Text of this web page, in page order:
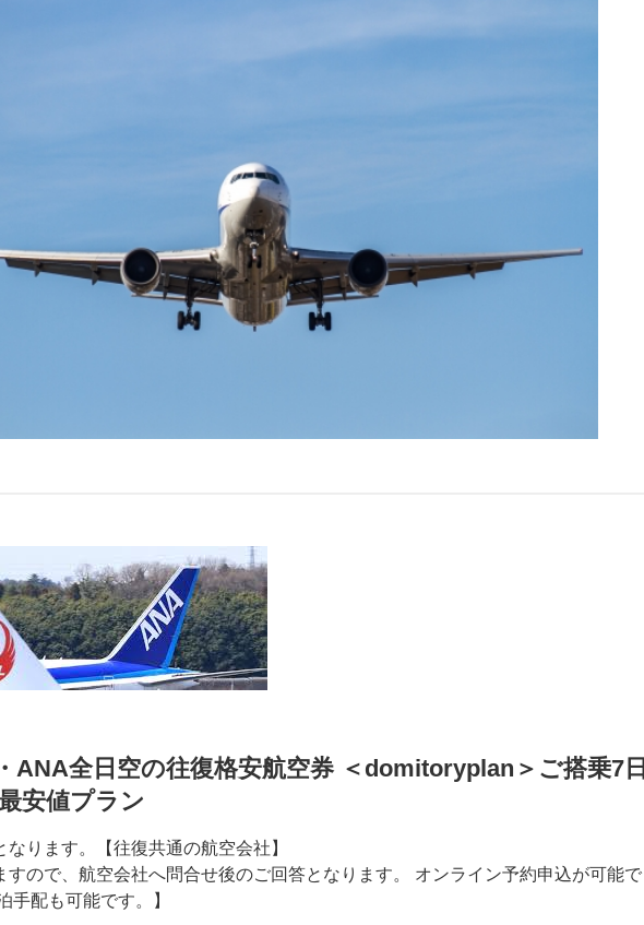
ANA全日空の往復格安航空券 ＜domitoryplan＞ご搭乗7日
安値プラン
ります。【往復共通の航空会社】
すので、航空会社へ問合せ後のご回答となります。 オンライン予約申込が可能で
手配も可能です。】